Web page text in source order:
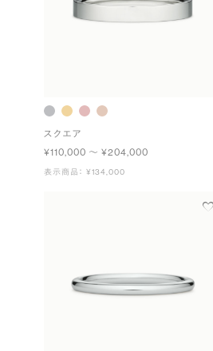
スクエア
¥110,000 〜 ¥204,000
表示商品： ¥134,000